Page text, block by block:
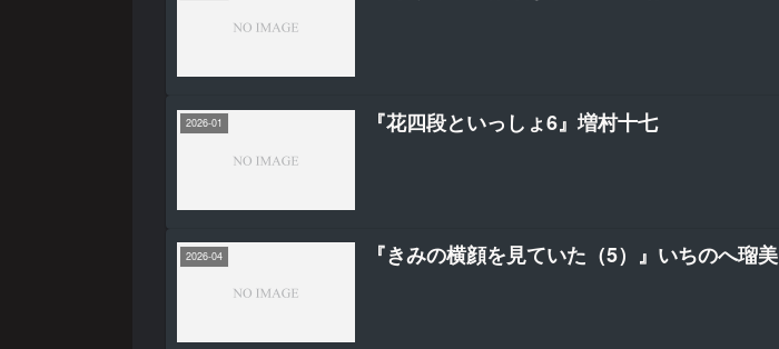
2026-01 『花四段といっしょ6』増村十七
2026-04 『きみの横顔を見ていた（5）』いちのへ瑠美